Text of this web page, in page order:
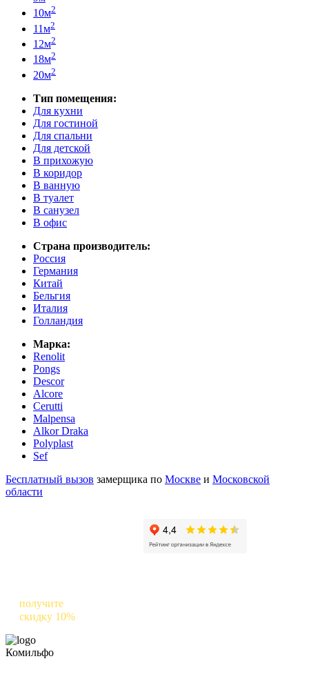
10м2
11м2
12м2
18м2
20м2
Тип помещения:
Для кухни
Для гостиной
Для спальни
Для детской
В прихожую
В коридор
В ванную
В туалет
В санузел
В офис
Страна производитель:
Россия
Германия
Китай
Бельгия
Италия
Голландия
Марка:
Renolit
Pongs
Descor
Alcore
Cerutti
Malpensa
Alkor Draka
Polyplast
Sef
Бесплатный вызов замерщика по Москве и Московской
области
получите
скидку 10%
Комильфо